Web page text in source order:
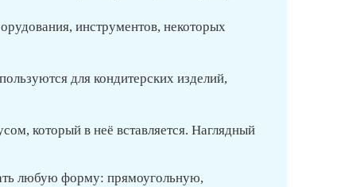
инструментов, некоторых
для кондитерских изделий,
который в неё вставляется. Наглядный
любую форму: прямоугольную,